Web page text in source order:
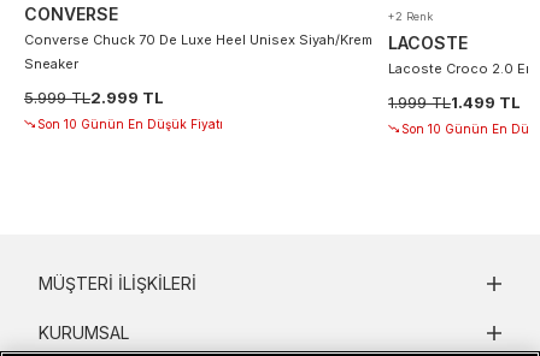
CONVERSE
Converse Chuck 70 De Luxe Heel Unisex Siyah/Krem
Sneaker
5.999 TL2.999 TL
Son 10 Günün En Düşük Fiyatı
+2 Renk
LACOSTE
Lacoste Croco 2.0
1.999 TL1.499 TL
Son 10 Günün En
MÜŞTERI İLIŞKILERI
KURUMSAL